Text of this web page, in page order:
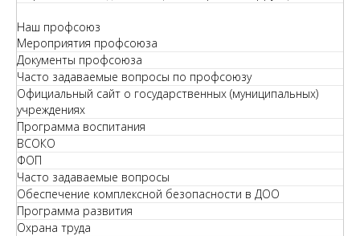
Наш профсоюз
Мероприятия профсоюза
Документы профсоюза
Часто задаваемые вопросы по профсоюзу
Официальный сайт о государственных (муниципальных)
учреждениях
Программа воспитания
ВСОКО
ФОП
Часто задаваемые вопросы
Обеспечение комплексной безопасности в ДОО
Программа развития
Охрана труда